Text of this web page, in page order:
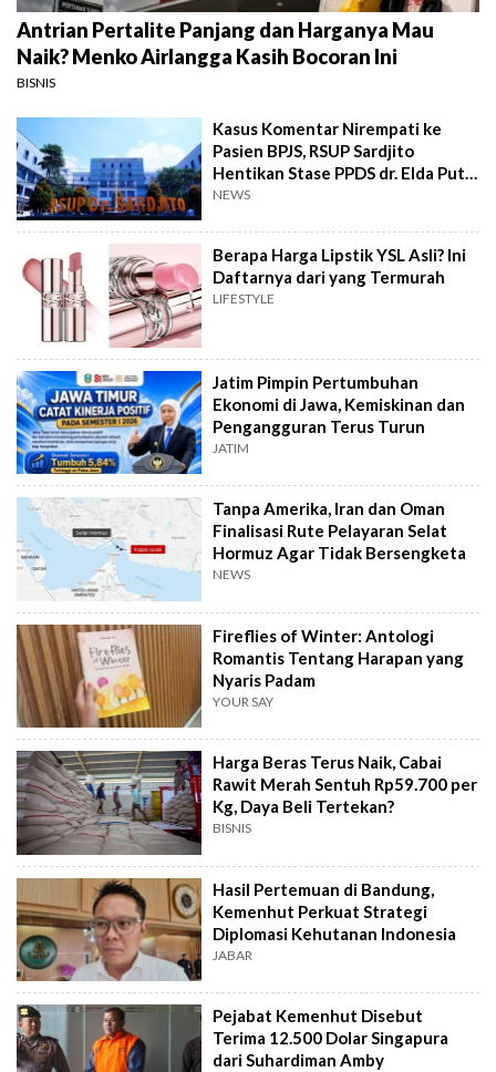
Antrian Pertalite Panjang dan Harganya Mau
Naik? Menko Airlangga Kasih Bocoran Ini
BISNIS
Kasus Komentar Nirempati ke
Pasien BPJS, RSUP Sardjito
Hentikan Stase PPDS dr. Elda Putri
Rahardini
NEWS
Berapa Harga Lipstik YSL Asli? Ini
Daftarnya dari yang Termurah
LIFESTYLE
Jatim Pimpin Pertumbuhan
Ekonomi di Jawa, Kemiskinan dan
Pengangguran Terus Turun
JATIM
Tanpa Amerika, Iran dan Oman
Finalisasi Rute Pelayaran Selat
Hormuz Agar Tidak Bersengketa
NEWS
Fireflies of Winter: Antologi
Romantis Tentang Harapan yang
Nyaris Padam
YOUR SAY
Harga Beras Terus Naik, Cabai
Rawit Merah Sentuh Rp59.700 per
Kg, Daya Beli Tertekan?
BISNIS
Hasil Pertemuan di Bandung,
Kemenhut Perkuat Strategi
Diplomasi Kehutanan Indonesia
JABAR
Pejabat Kemenhut Disebut
Terima 12.500 Dolar Singapura
dari Suhardiman Amby